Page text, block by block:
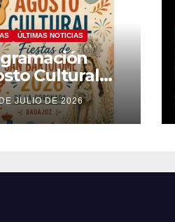
ÚLTIMAS NOTICIAS
Cultural
JULIO DE 2026